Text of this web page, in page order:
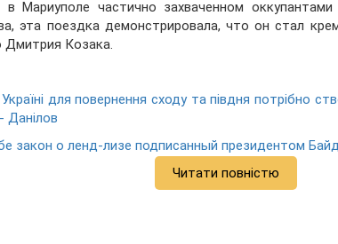
в Мариуполе частично захваченном
эта поездка демонстрировала, что он стал
Дмитрия Козака.
Україні для повернення сходу та півдня потрібно
Данілов
закон о ленд-лизе подписанный президентом
Читати повністю